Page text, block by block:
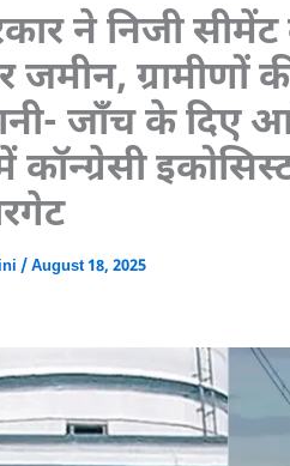
ने निजी सीमेंट
जमीन, ग्रामीणों
जाँच के दिए
/August 18, 2025